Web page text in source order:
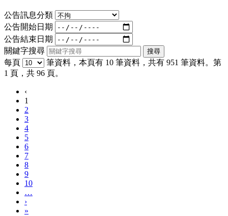
公告訊息分類
公告開始日期
公告結束日期
關鍵字搜尋
每頁
筆資料，本頁有 10 筆資料，共有 951 筆資料。第
1 頁，共 96 頁。
‹
1
2
3
4
5
6
7
8
9
10
…
›
»